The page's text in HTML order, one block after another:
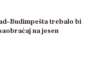
trebalo bi
na jesen